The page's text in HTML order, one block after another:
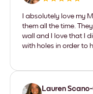
I absolutely love my
them all the time.
wall and I love that I
with holes in order to
Lauren